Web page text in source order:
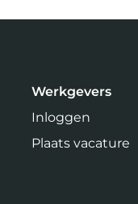
Werkgevers
Inloggen
Plaats vacature